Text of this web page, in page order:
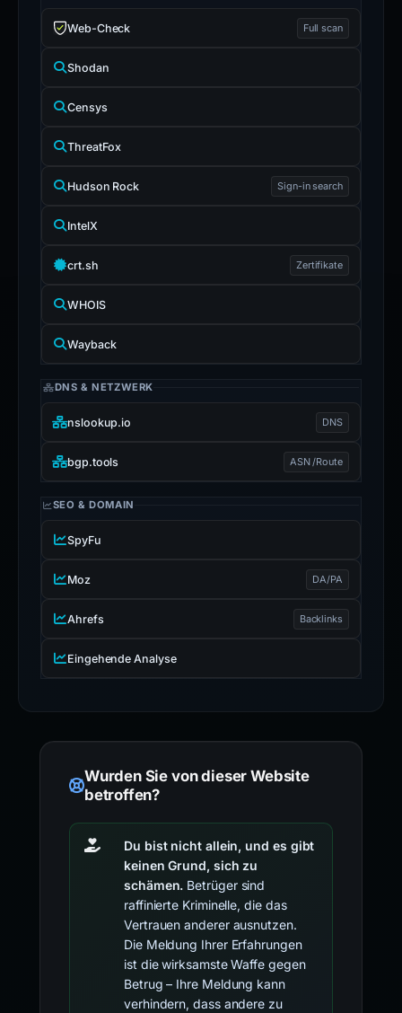
Web-Check Full scan
Shodan
Censys
ThreatFox
Hudson Rock Sign-in search
IntelX
crt.sh Zertifikate
WHOIS
Wayback
DNS & NETZWERK
nslookup.io DNS
bgp.tools ASN /Route
SEO & DOMAIN
SpyFu
Moz DA/PA
Ahrefs Backlinks
Eingehende Analyse
Wurden Sie von dieser Website
betroffen?
Du bist nicht allein, und es gibt
keinen Grund, sich zu
schämen. Betrüger sind
raffinierte Kriminelle, die das
Vertrauen anderer ausnutzen.
Die Meldung Ihrer Erfahrungen
ist die wirksamste Waffe gegen
Betrug – Ihre Meldung kann
verhindern, dass andere zu